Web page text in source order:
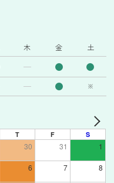
木 金 土
※
T F S
30 31 1
6 7 8